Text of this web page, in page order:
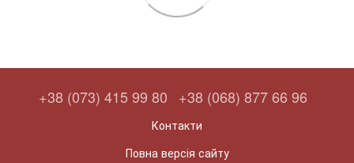
+38 (073) 415 99 80 +38 (068) 877 66 96
Контакти
Повна версія сайту